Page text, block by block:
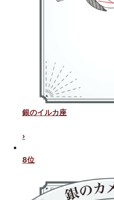
銀のイルカ座
›
8位